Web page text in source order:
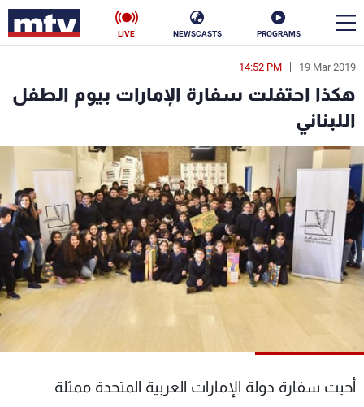
PROGRAMS
NEWSCASTS
LIVE
19 Mar 2019
14:52 PM
هكذا احتفلت سفارة الإمارات بيوم الطفل
اللبناني
أحيت سفارة دولة الإمارات العربية المتحدة ممثلة
en
الأخبار
سياسة ناس
إقتصاد فن
منوعات رياضة
كأس العالم
جدول البرامج
شاهد البرامج